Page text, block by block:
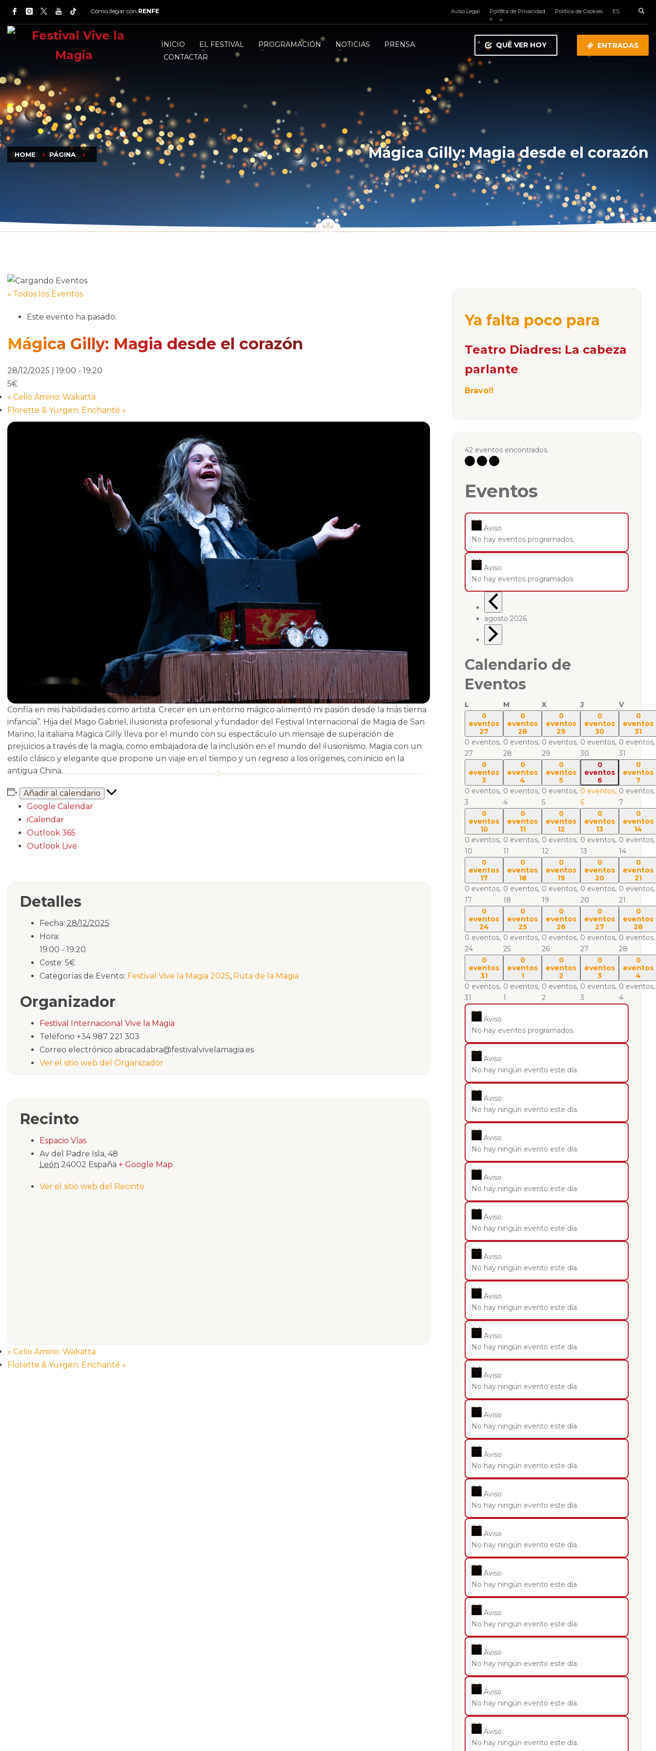
Cómo llegar con RENFE Aviso Legal Política de Privacidad Política de Cookies ES
INICIO EL FESTIVAL PROGRAMACIÓN NOTICIAS
PRENSA
CONTACTAR
QUÉ VER HOY ENTRADAS
HOME PÁGINA Mágica Gilly: Magia desde el corazón
« Todos los Eventos
Este evento ha pasado.
Mágica Gilly: Magia desde el corazón
28/12/2025 | 19:00 - 19:20
5€
« Celio Amino: Wakatta
Florette & Yurgen: Enchanté »
Confía en mis habilidades como artista. Crecer en un entorno mágico alimentó mi pasión desde la más tierna
infancia”. Hija del Mago Gabriel, ilusionista profesional y fundador del Festival Internacional de Magia de San
Marino, la italiana Magica Gilly lleva por el mundo con su espectáculo un mensaje de superación de
prejuicios a través de la magia, como embajadora de la inclusión en el mundo del ilusionismo. Magia con un
estilo clásico y elegante que propone un viaje en el tiempo y un regreso a los orígenes, con inicio en la
antigua China.
Añadir al calendario
Google Calendar
iCalendar
Outlook 365
Outlook Live
Detalles
Fecha: 28/12/2025
Hora:
19:00 - 19:20
Coste: 5€
Categorías de Evento: Festival Vive la Magia 2025, Ruta de la Magia
Organizador
Festival Internacional Vive la Magia
Teléfono +34 987 221 303
Correo electrónico abracadabra@festivalvivelamagia.es
Ver el sitio web del Organizador
Recinto
Espacio Vías
Av del Padre Isla, 48
León 24002 España + Google Map
Ver el sitio web del Recinto
« Celio Amino: Wakatta
Florette & Yurgen: Enchanté »
Ya falta poco para
Teatro Diadres: La cabeza
parlante
Bravo!!
42 eventos encontrados.
Eventos
Aviso
No hay eventos programados.
Aviso
No hay eventos programados.
agosto 2026
Calendario de
Eventos
L M X J
V
0
eventos
27
0 eventos,
27
0
eventos
28
0 eventos,
28
0
eventos
29
0 eventos,
29
0
eventos
30
0 eventos,
30
0
eventos
31
0 eventos,
31
0
eventos
3
0 eventos,
3
0
eventos
4
0 eventos,
4
0
eventos
5
0 eventos,
5
0
eventos
6
0 eventos,
6
0
eventos
7
0 eventos,
7
0
eventos
10
0 eventos,
10
0
eventos
11
0 eventos,
11
0
eventos
12
0 eventos,
12
0
eventos
13
0 eventos,
13
0
eventos
14
0 eventos,
14
0
eventos
17
0 eventos,
17
0
eventos
18
0 eventos,
18
0
eventos
19
0 eventos,
19
0
eventos
20
0 eventos,
20
0
eventos
21
0 eventos,
21
0
eventos
24
0 eventos,
24
0
eventos
25
0 eventos,
25
0
eventos
26
0 eventos,
26
0
eventos
27
0 eventos,
27
0
eventos
28
0 eventos,
28
0
eventos
31
0 eventos,
31
0
eventos
1
0 eventos,
1
0
eventos
2
0 eventos,
2
0
eventos
3
0 eventos,
3
0
eventos
4
0 eventos,
4
Aviso
No hay eventos programados.
Aviso
No hay ningún evento este día.
Aviso
No hay ningún evento este día.
Aviso
No hay ningún evento este día.
Aviso
No hay ningún evento este día.
Aviso
No hay ningún evento este día.
Aviso
No hay ningún evento este día.
Aviso
No hay ningún evento este día.
Aviso
No hay ningún evento este día.
Aviso
No hay ningún evento este día.
Aviso
No hay ningún evento este día.
Aviso
No hay ningún evento este día.
Aviso
No hay ningún evento este día.
Aviso
No hay ningún evento este día.
Aviso
No hay ningún evento este día.
Aviso
No hay ningún evento este día.
Aviso
No hay ningún evento este día.
Aviso
No hay ningún evento este día.
Aviso
No hay ningún evento este día.